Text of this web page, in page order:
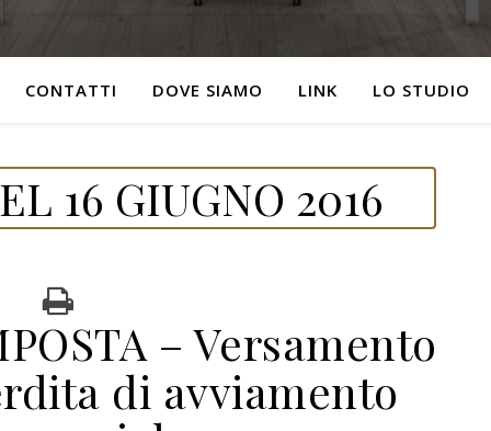
CONTATTI DOVE SIAMO LINK LO STUDIO
16 GIUGNO 2016
– Versamento
di avviamento